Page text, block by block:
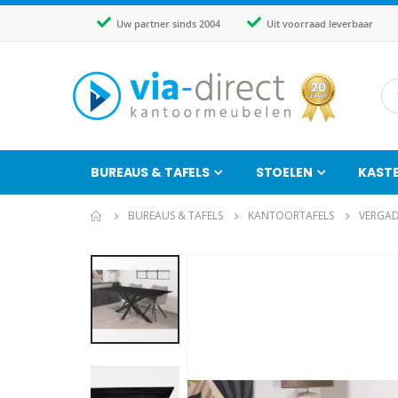
Uw partner sinds 2004 Uit voorraad leverbaar
BUREAUS & TAFELS STOELEN
BUREAUS & TAFELS KANTOORTAFELS
naar
het
einde
van
de
afbeeldingen-